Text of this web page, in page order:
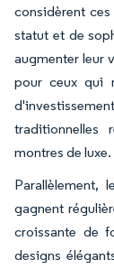
considèrent
statut et de
augmenter leur
pour ceux qui
traditionnelles
montres de luxe.
Parallèlement,
gagnent
croissante de
designs